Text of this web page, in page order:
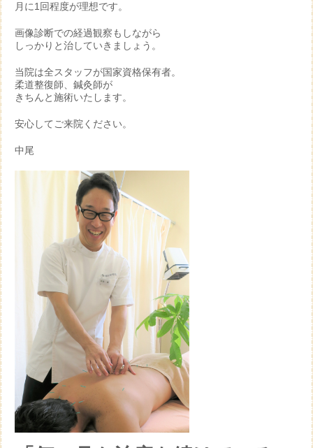
月に1回程度が理想です。
画像診断での経過観察もしながら
しっかりと治していきましょう。
当院は全スタッフが国家資格保有者。
柔道整復師、鍼灸師が
きちんと施術いたします。
安心してご来院ください。
中尾